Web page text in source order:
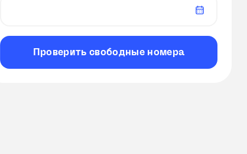
Проверитьсвободные номера